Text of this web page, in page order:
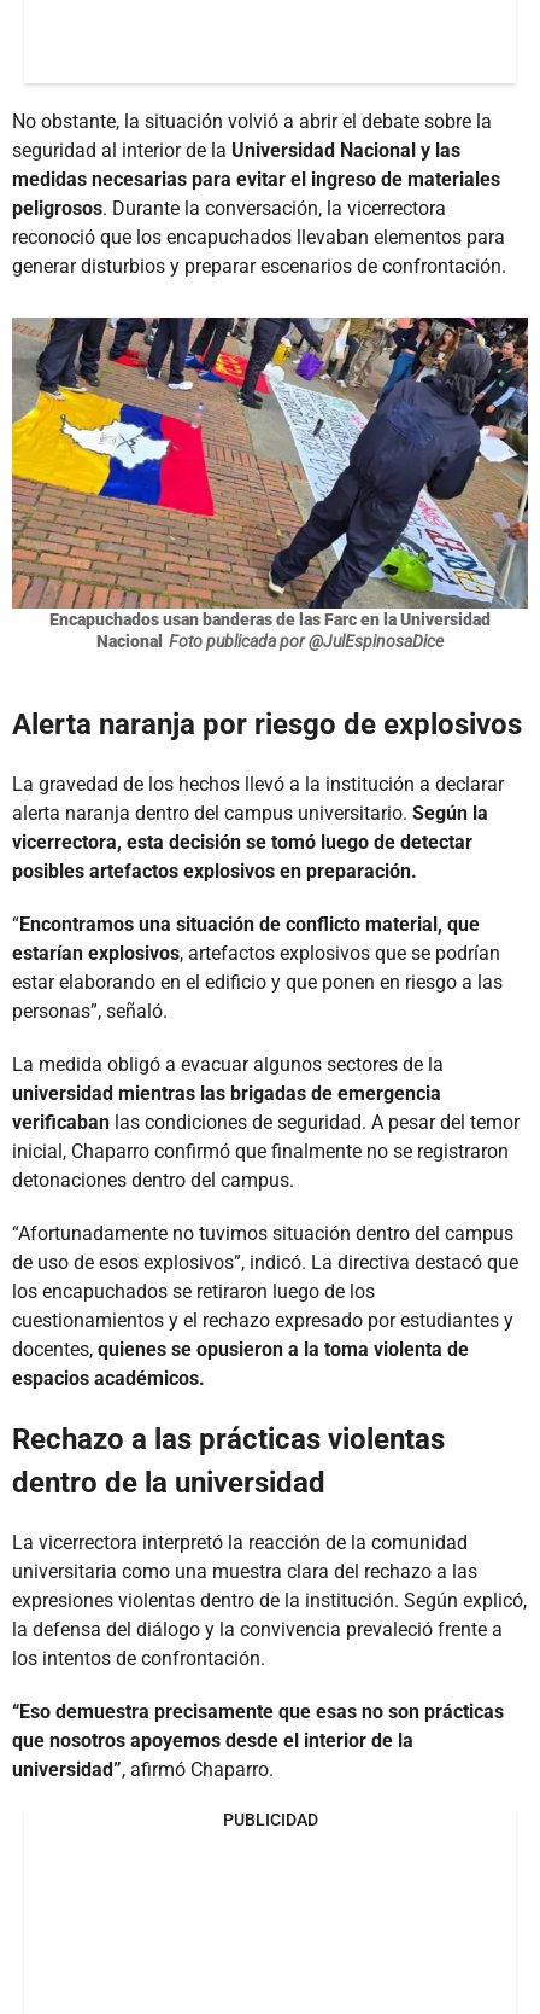
No obstante, la situación volvió a abrir el debate sobre la
seguridad al interior de la Universidad Nacional y las
medidas necesarias para evitar el ingreso de materiales
peligrosos. Durante la conversación, la vicerrectora
reconoció que los encapuchados llevaban elementos para
generar disturbios y preparar escenarios de confrontación.
Encapuchados usan banderas de las Farc en la Universidad
Nacional Foto publicada por @JulEspinosaDice
Alerta naranja por riesgo de explosivos
La gravedad de los hechos llevó a la institución a declarar
alerta naranja dentro del campus universitario. Según la
vicerrectora, esta decisión se tomó luego de detectar
posibles artefactos explosivos en preparación.
“Encontramos una situación de conflicto material, que
estarían explosivos, artefactos explosivos que se podrían
estar elaborando en el edificio y que ponen en riesgo a las
personas”, señaló.
La medida obligó a evacuar algunos sectores de la
universidad mientras las brigadas de emergencia
verificaban las condiciones de seguridad. A pesar del temor
inicial, Chaparro confirmó que finalmente no se registraron
detonaciones dentro del campus.
“Afortunadamente no tuvimos situación dentro del campus
de uso de esos explosivos”, indicó. La directiva destacó que
los encapuchados se retiraron luego de los
cuestionamientos y el rechazo expresado por estudiantes y
docentes, quienes se opusieron a la toma violenta de
espacios académicos.
Rechazo a las prácticas violentas
dentro de la universidad
La vicerrectora interpretó la reacción de la comunidad
universitaria como una muestra clara del rechazo a las
expresiones violentas dentro de la institución. Según explicó,
la defensa del diálogo y la convivencia prevaleció frente a
los intentos de confrontación.
“Eso demuestra precisamente que esas no son prácticas
que nosotros apoyemos desde el interior de la
universidad”, afirmó Chaparro.
PUBLICIDAD